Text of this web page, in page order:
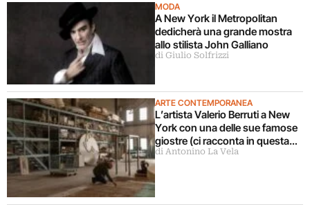
MODA
A New York il Metropolitan
dedicherà una grande mostra
allo stilista John Galliano
di Giulio Solfrizzi
ARTE CONTEMPORANEA
L’artista Valerio Berruti a New
York con una delle sue famose
giostre (ci racconta in questa
intervista)
di Antonino La Vela